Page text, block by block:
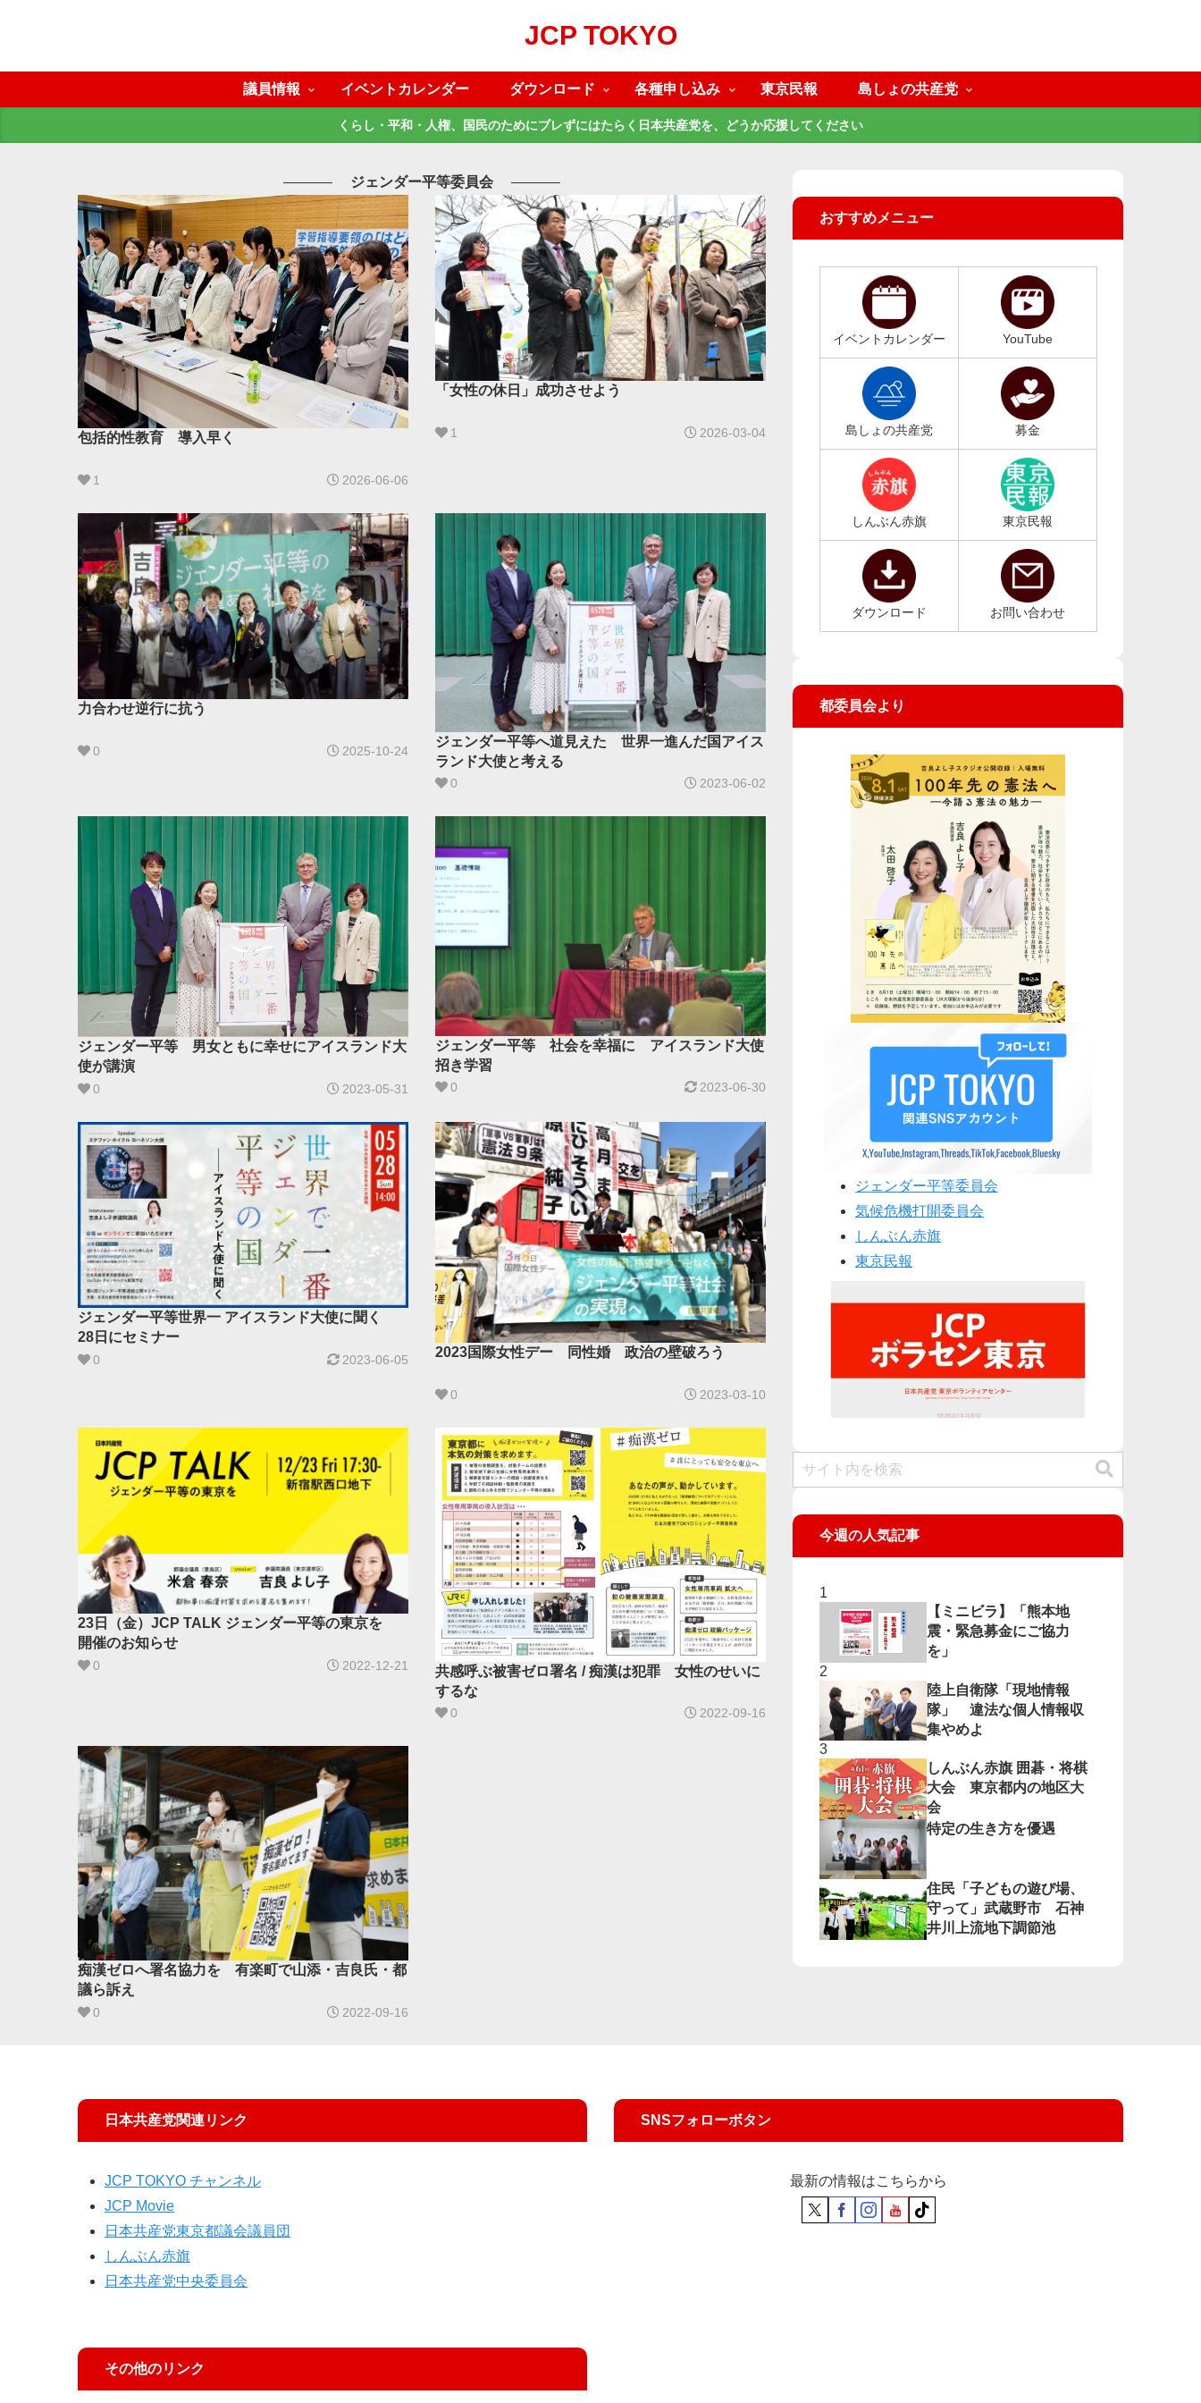
JCP TOKYO
議員情報 イベントカレンダー ダウンロード 各種申し込み 東京民報 島しょの共産党
くらし・平和・人権、国民のためにブレずにはたらく日本共産党を、どうか応援してください
ジェンダー平等委員会
包括的性教育 導入早く
1 2026-06-06
「女性の休日」成功させよう
1 2026-03-04
力合わせ逆行に抗う
0 2025-10-24
ジェンダー平等へ道見えた 世界一進んだ国アイス
ランド大使と考える
0 2023-06-02
ジェンダー平等 男女ともに幸せにアイスランド大
使が講演
0 2023-05-31
ジェンダー平等 社会を幸福に アイスランド大使
招き学習
0 2023-06-30
ジェンダー平等世界一 アイスランド大使に聞く
28日にセミナー
0 2023-06-05 2023国際女性デー 同性婚 政治の壁破ろう
0 2023-03-10
23日（金）JCP TALK ジェンダー平等の東京を
開催のお知らせ
0 2022-12-21
共感呼ぶ被害ゼロ署名 / 痴漢は犯罪 女性のせいに
するな
0 2022-09-16
痴漢ゼロへ署名協力を 有楽町で山添・吉良氏・都
議ら訴え
0 2022-09-16
おすすめメニュー
イベントカレンダー YouTube
島しょの共産党 募金
しんぶん赤旗 東京民報
ダウンロード お問い合わせ
都委員会より
ジェンダー平等委員会
気候危機打開委員会
しんぶん赤旗
東京民報
今週の人気記事
【ミニビラ】「熊本地
震・緊急募金にご協力
を」
陸上自衛隊「現地情報
隊」 違法な個人情報収
集やめよ
しんぶん赤旗 囲碁・将棋
大会 東京都内の地区大
会
特定の生き方を優遇
住民「子どもの遊び場、
守って」武蔵野市 石神
井川上流地下調節池
日本共産党関連リンク
JCP TOKYO チャンネル
JCP Movie
日本共産党東京都議会議員団
しんぶん赤旗
日本共産党中央委員会
その他のリンク
SNSフォローボタン
最新の情報はこちらから